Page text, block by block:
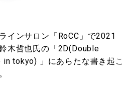
インサロン「RoCC」で2021
木哲也氏の「2D(Double
tokyo) 」にあらたな書き起こ